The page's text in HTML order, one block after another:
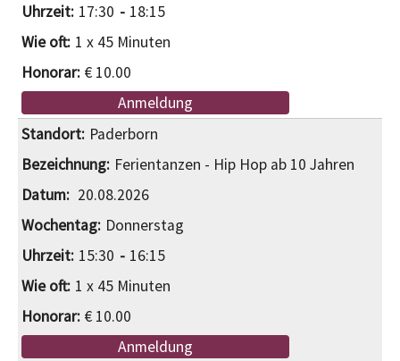
17:30
18:15
1 x 45 Minuten
€ 10.00
Anmeldung
Paderborn
Ferientanzen - Hip Hop ab 10 Jahren
20.08.2026
Donnerstag
15:30
16:15
1 x 45 Minuten
€ 10.00
Anmeldung